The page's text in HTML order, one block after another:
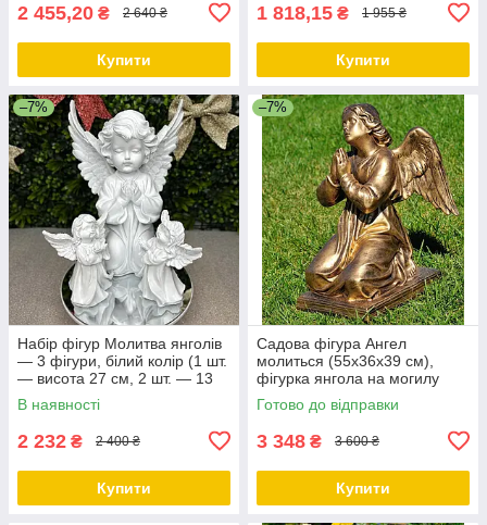
2 455,20 ₴ 2 640 ₴
Купити
1 818,15 ₴ 1 955 ₴
Купити
–7%
Набір фігур Молитва янголів
— 3 фігури, білий колір (1 шт.
— висота 27 см, 2 шт. — 13
см), полістоун
В наявності
2 232 ₴ 2 400 ₴
Купити
–7%
Садова фігура Ангел
молиться (55х36х39 см),
фігурка янгола на могилу
Готово до відправки
3 348 ₴ 3 600 ₴
Купити